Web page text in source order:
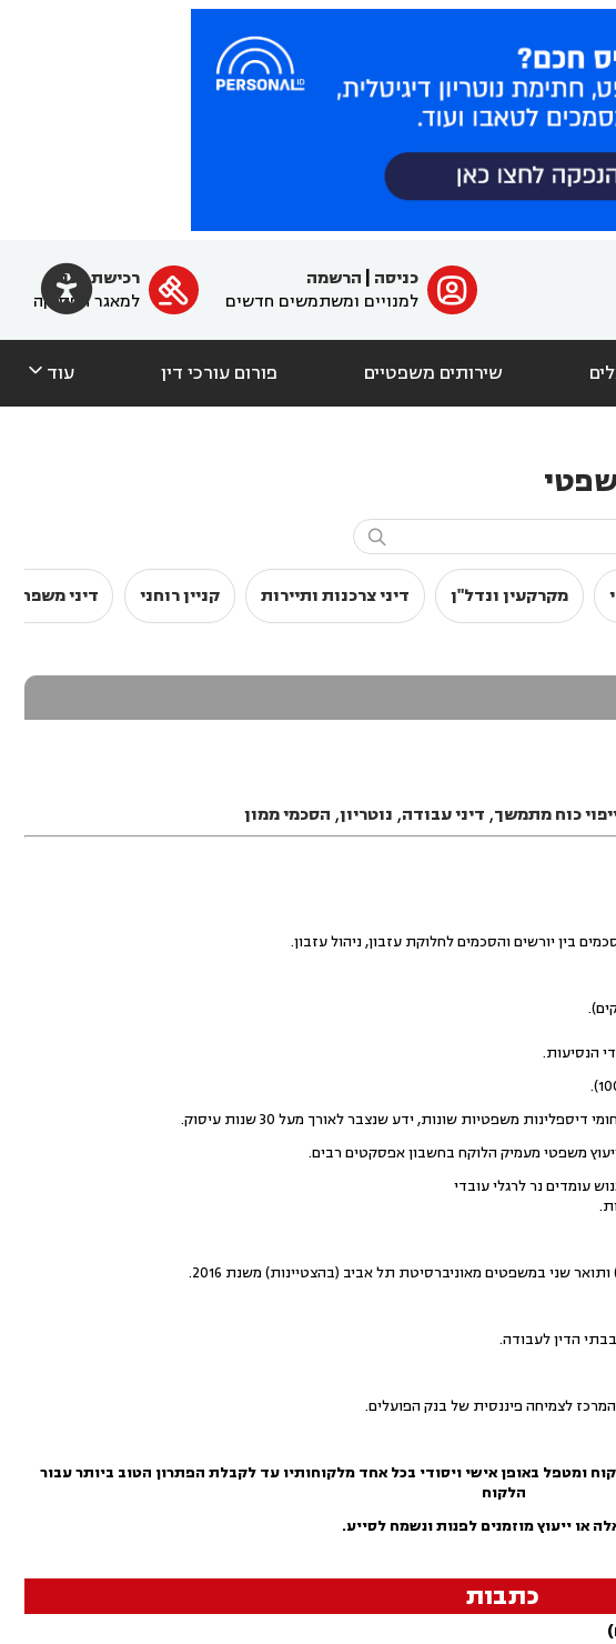
 ﱐ כניסה
הרשמה
למנויים ומשתמשים חדשים

רכישת מנוי
למאגר הפסיקה
שירותים משפטיים פורום עורכי דין עוד 

מקרקעין ונדל"ן דיני צרכנות ותיירות קניין רוחני דיני משפחה
כוח מתמשך, דיני עבודה, נוטריון, הסכמי ממון
בין יורשים והסכמים לחלוקת עזבון, ניהול עזבון.
הנסיעות.
משפטיות שונות, ידע שנצבר לאורך מעל 30 שנות עיסוק.
משפטי מעמיק הלוקח בחשבון אפסקטים רבים.
עומדים נר לרגלי עובדי
הדין לעבודה.
לצמיחה פיננסית של בנק הפועלים.
ומטפל באופן אישי ויסודי בכל אחד מלקוחותיו עד לקבלת הפתרון הטוב ביותר עבור
הלקוח
או ייעוץ מוזמנים לפנות ונשמח לסייע.
כתבות